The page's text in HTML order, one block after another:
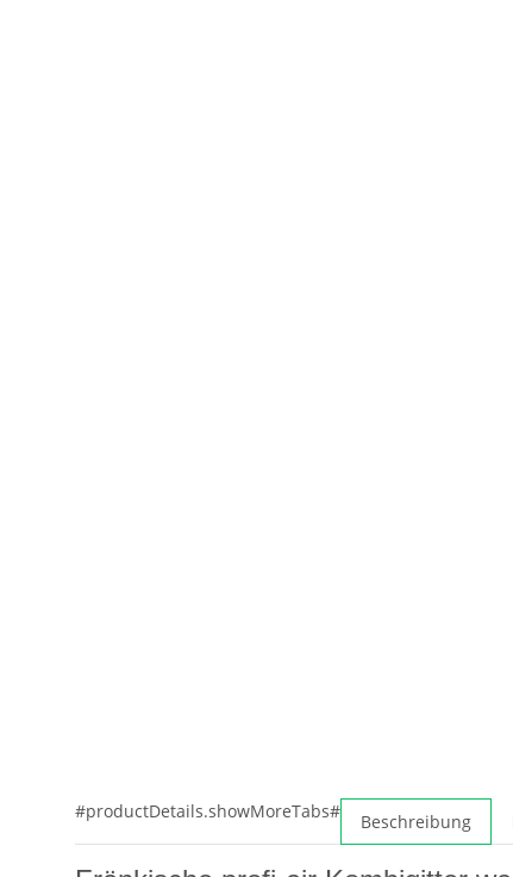
#productDetails.showMoreTabs# Beschreibung